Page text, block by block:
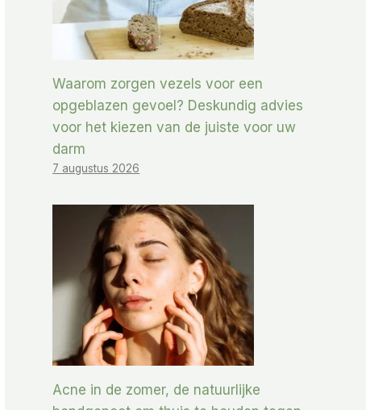
Waarom zorgen vezels voor een
opgeblazen gevoel? Deskundig advies
voor het kiezen van de juiste voor uw
darm
7 augustus 2026
Acne in de zomer, de natuurlijke